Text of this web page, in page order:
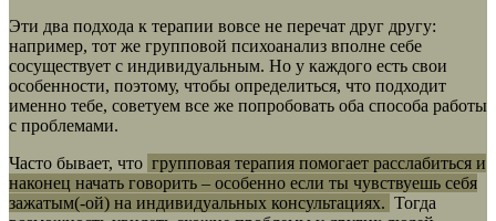
Эти два подхода к терапии вовсе не перечат друг другу:
например, тот же групповой психоанализ вполне себе
сосуществует с индивидуальным. Но у каждого есть свои
особенности, поэтому, чтобы определиться, что подходит
именно тебе, советуем все же попробовать оба способа работы
с проблемами.
Часто бывает, что групповая терапия помогает расслабиться и
наконец начать говорить – особенно если ты чувствуешь себя
зажатым(-ой) на индивидуальных консультациях. Тогда